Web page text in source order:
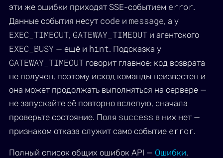
эти же ошибки приходят SSE-событием error.
Данные события несут code и message, а у
EXEC_TIMEOUT, GATEWAY_TIMEOUT и агентского
EXEC_BUSY — ещё и hint. Подсказка у
GATEWAY_TIMEOUT говорит главное: код возврата
не получен, поэтому исход команды неизвестен и
она может продолжать выполняться на сервере —
не запускайте её повторно вслепую, сначала
проверьте состояние. Поля success в них нет —
признаком отказа служит само событие error.
Полный список общих ошибок API — Ошибки.